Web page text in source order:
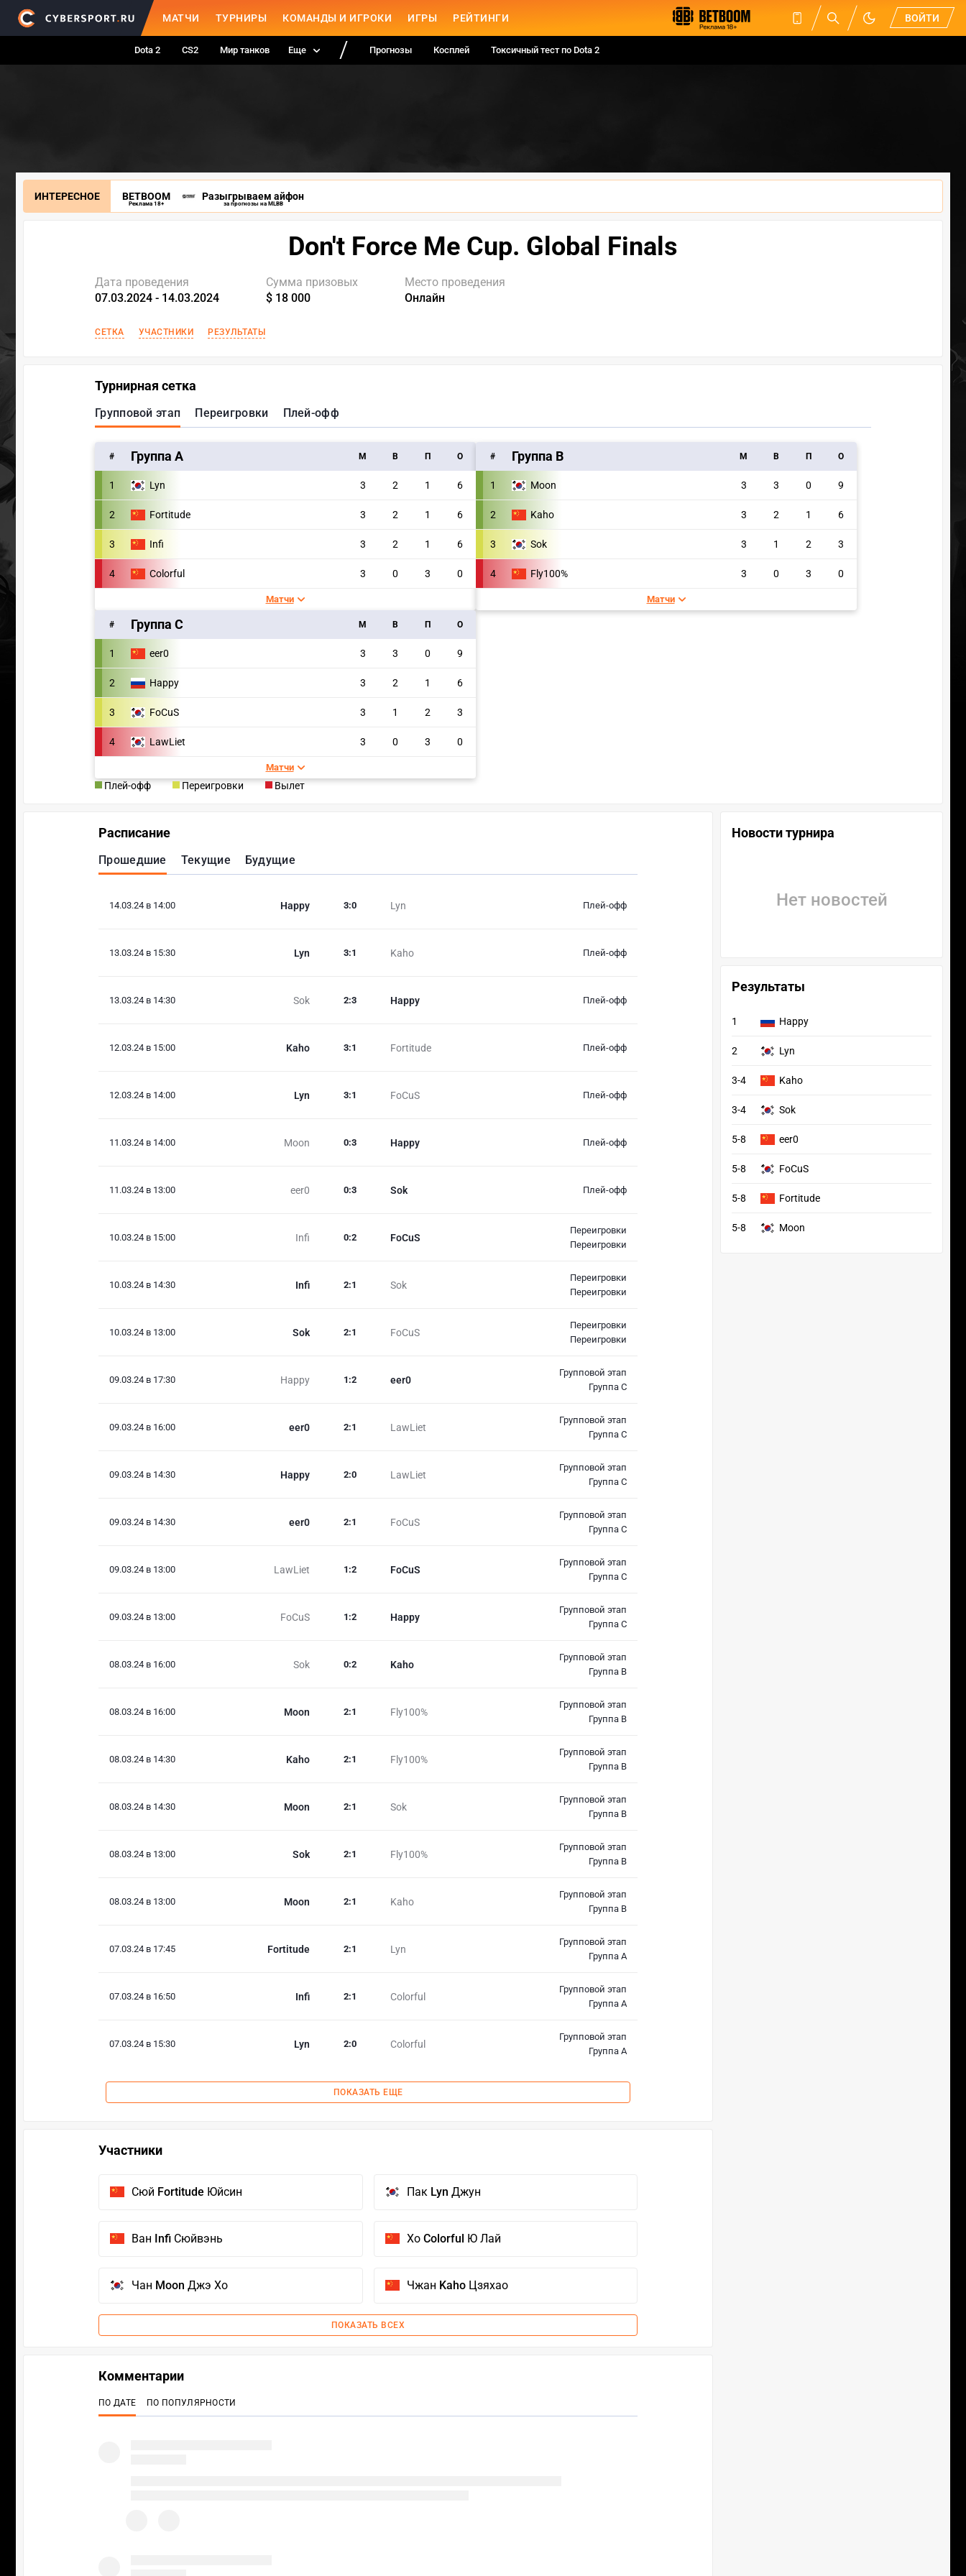
МАТЧИ ТУРНИРЫ КОМАНДЫ И ИГРОКИ ИГРЫ РЕЙТИНГИ ВОЙТИ
Dota 2 CS2 Мир танков Еще Прогнозы Косплей Токсичный тест по Dota 2
ИНТЕРЕСНОЕ BETBOOM
Реклама 18+
Разыгрываем айфон
за прогнозы на MLBB
Don't Force Me Cup. Global Finals
Дата проведения
07.03.2024 - 14.03.2024
Сумма призовых
$ 18 000
Место проведения
Онлайн
СЕТКА УЧАСТНИКИ РЕЗУЛЬТАТЫ
Турнирная сетка
Групповой этап Переигровки Плей-офф
# Группа A M В П О
1 Lyn 3 2 1 6
2 Fortitude 3 2 1 6
3 Infi 3 2 1 6
4 Colorful 3 0 3 0
Матчи
# Группа B M В П О
1 Moon 3 3 0 9
2 Kaho 3 2 1 6
3 Sok 3 1 2 3
4 Fly100% 3 0 3 0
Матчи
# Группа C M В П О
1 eer0 3 3 0 9
2 Happy 3 2 1 6
3 FoCuS 3 1 2 3
4 LawLiet 3 0 3 0
Матчи
Плей-офф Переигровки Вылет
Расписание
Прошедшие Текущие Будущие
14.03.24 в 14:00 Happy Lyn
3:0 Плей-офф
13.03.24 в 15:30 Lyn Kaho
3:1 Плей-офф
13.03.24 в 14:30 Sok Happy
2:3 Плей-офф
12.03.24 в 15:00 Kaho Fortitude
3:1 Плей-офф
12.03.24 в 14:00 Lyn FoCuS
3:1 Плей-офф
11.03.24 в 14:00 Moon Happy
0:3 Плей-офф
11.03.24 в 13:00 eer0 Sok
0:3 Плей-офф
10.03.24 в 15:00 Infi FoCuS
0:2
Переигровки
Переигровки
10.03.24 в 14:30 Infi Sok
2:1
Переигровки
Переигровки
10.03.24 в 13:00 Sok FoCuS
2:1
Переигровки
Переигровки
09.03.24 в 17:30 Happy eer0
1 :2
Групповой этап
Группа C
09.03.24 в 16:00 eer0 LawLiet
2:1
Групповой этап
Группа C
09.03.24 в 14:30 Happy LawLiet
2:0
Групповой этап
Группа C
09.03.24 в 14:30 eer0 FoCuS
2:1
Групповой этап
Группа C
09.03.24 в 13:00 LawLiet FoCuS
1 :2
Групповой этап
Группа C
09.03.24 в 13:00 FoCuS Happy
1 :2
Групповой этап
Группа C
08.03.24 в 16:00 Sok Kaho
0:2
Групповой этап
Группа B
08.03.24 в 16:00 Moon Fly100%
2:1
Групповой этап
Группа B
08.03.24 в 14:30 Kaho Fly100%
2:1
Групповой этап
Группа B
08.03.24 в 14:30 Moon Sok
2:1
Групповой этап
Группа B
08.03.24 в 13:00 Sok Fly100%
2:1
Групповой этап
Группа B
08.03.24 в 13:00 Moon Kaho
2:1
Групповой этап
Группа B
07.03.24 в 17:45 Fortitude Lyn
2:1
Групповой этап
Группа A
07.03.24 в 16:50 Infi Colorful
2:1
Групповой этап
Группа A
07.03.24 в 15:30 Lyn Colorful
2:0
Групповой этап
Группа A
ПОКАЗАТЬ ЕЩЕ
Участники
Сюй Fortitude Юйсин Пак Lyn Джун
Ван Infi Сюйвэнь Хо Colorful Ю Лай
Чан Moon Джэ Хо Чжан KahoЦзяхао
ПОКАЗАТЬ ВСЕХ
Новости турнира
Нет новостей
Результаты
1 Happy
2 Lyn
3-4 Kaho
3-4 Sok
5-8 eer0
5-8 FoCuS
5-8 Fortitude
5-8 Moon
Комментарии
ПО ДАТЕ ПО ПОПУЛЯРНОСТИ